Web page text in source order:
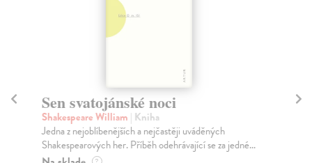
Sen svatojánské noci
Shakespeare William | Kniha
Jedna z nejoblíbenějších a nejčastěji uváděných
Shakespearových her. Příběh odehrávající se za jedné...